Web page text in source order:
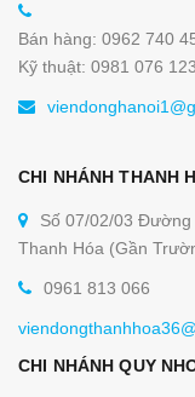
Bán hàng: 0962 740
Kỹ thuật: 0981 076
CHI NHÁNH THANH
Số 07/02/03
Thanh Hóa (Gần
0961 813 066
CHI NHÁNH QUY